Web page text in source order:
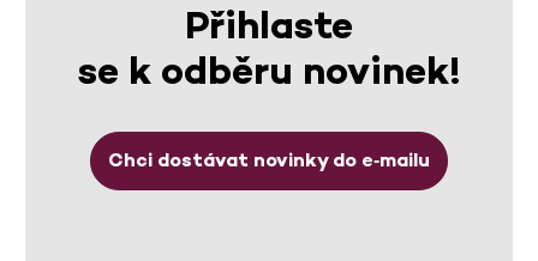
Přihlaste
se k odběru novinek!
Chci dostávat novinky do e‑mailu